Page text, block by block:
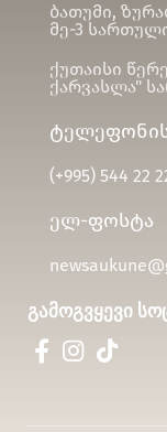
ბათუმი,
მე-3
ქუთაისი
ქარვასლა"
(+995)544 22
ელ-ფოსტა
გამოგვყევი